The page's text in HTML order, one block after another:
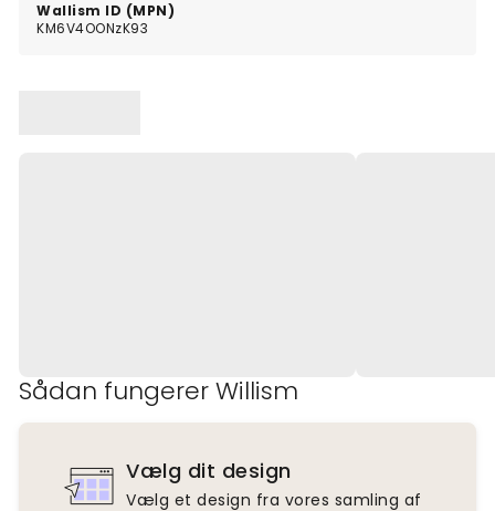
Wallism ID (MPN)
KM6V4OONzK93
Sådan fungerer Willism
Vælg dit design
Vælg et design fra vores samling af